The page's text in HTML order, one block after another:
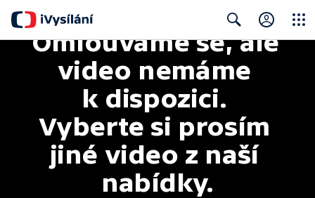
Search
Omlouváme se, ale
video nemáme
k dispozici.
Vyberte si prosím
jiné video z naší
nabídky.